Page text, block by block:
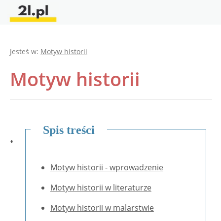
Jesteś w: Motyw historii
Motyw historii
Spis treści
Motyw historii - wprowadzenie
Motyw historii w literaturze
Motyw historii w malarstwie
•